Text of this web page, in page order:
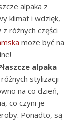
alpaka z
klimat i wdzięk,
różnych części
może być na
alpaka
stylizacji
na co dzień,
co czyni je
Ponadto, są